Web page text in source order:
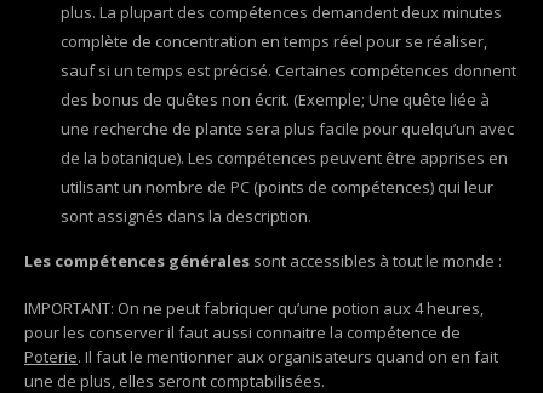
plus. La plupart des compétences demandent deux minutes
complète de concentration en temps réel pour se réaliser,
sauf si un temps est précisé. Certaines compétences donnent
des bonus de quêtes non écrit. (Exemple; Une quête liée à
une recherche de plante sera plus facile pour quelqu’un avec
de la botanique). Les compétences peuvent être apprises en
utilisant un nombre de PC (points de compétences) qui leur
sont assignés dans la description.
Les compétences générales sont accessibles à tout le monde :
IMPORTANT: On ne peut fabriquer qu’une potion aux 4 heures,
pour les conserver il faut aussi connaitre la compétence de
Poterie. Il faut le mentionner aux organisateurs quand on en fait
une de plus, elles seront comptabilisées.